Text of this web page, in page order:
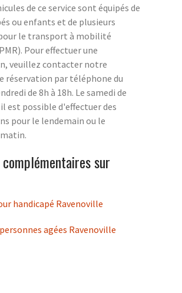
de ce service sont équipés de
ou enfants et de plusieurs
le transport à mobilité
Pour effectuer une
veuillez contacter notre
réservation par téléphone du
de 8h à 18h. Le samedi de
il est possible d'effectuer des
pour le lendemain ou le
sur
handicapé Ravenoville
agées Ravenoville